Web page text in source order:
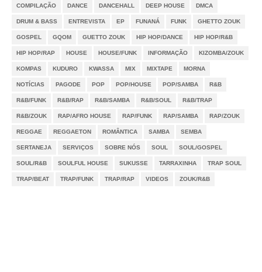
COMPILAÇÃO DANCE DANCEHALL DEEP HOUSE DMCA
DRUM & BASS ENTREVISTA EP FUNANÁ FUNK GHETTO ZOUK
GOSPEL GQOM GUETTO ZOUK HIP HOP/DANCE HIP HOP/R&B
HIP HOP/RAP HOUSE HOUSE/FUNK INFORMAÇÃO KIZOMBA/ZOUK
KOMPAS KUDURO KWASSA MIX MIXTAPE MORNA
NOTÍCIAS PAGODE POP POP/HOUSE POP/SAMBA R&B
R&B/FUNK R&B/RAP R&B/SAMBA R&B/SOUL R&B/TRAP
R&B/ZOUK RAP/AFRO HOUSE RAP/FUNK RAP/SAMBA RAP/ZOUK
REGGAE REGGAETON ROMÂNTICA SAMBA SEMBA
SERTANEJA SERVIÇOS SOBRE NÓS SOUL SOUL/GOSPEL
SOUL/R&B SOULFUL HOUSE SUKUSSE TARRAXINHA TRAP SOUL
TRAP/BEAT TRAP/FUNK TRAP/RAP VIDEOS ZOUK/R&B